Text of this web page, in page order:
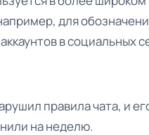
для
в социальных
правила чата, и
на неделю.